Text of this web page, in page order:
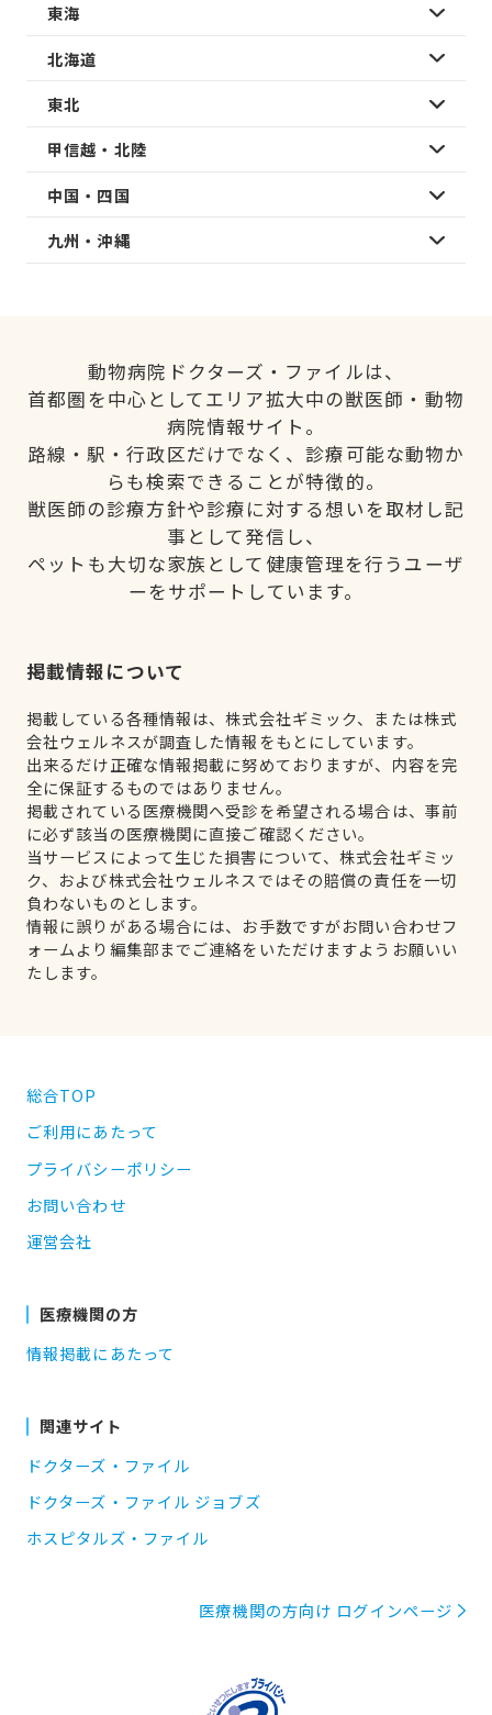
東海
北海道
東北
甲信越・北陸
中国・四国
九州・沖縄
動物病院ドクターズ・ファイルは、
首都圏を中心としてエリア拡大中の獣医師・動物
病院情報サイト。
路線・駅・行政区だけでなく、診療可能な動物か
らも検索できることが特徴的。
獣医師の診療方針や診療に対する想いを取材し記
事として発信し、
ペットも大切な家族として健康管理を行うユーザ
ーをサポートしています。
掲載情報について
掲載している各種情報は、株式会社ギミック、または株式
会社ウェルネスが調査した情報をもとにしています。
出来るだけ正確な情報掲載に努めておりますが、内容を完
全に保証するものではありません。
掲載されている医療機関へ受診を希望される場合は、事前
に必ず該当の医療機関に直接ご確認ください。
当サービスによって生じた損害について、株式会社ギミッ
ク、および株式会社ウェルネスではその賠償の責任を一切
負わないものとします。
情報に誤りがある場合には、お手数ですがお問い合わせフ
ォームより編集部までご連絡をいただけますようお願いい
たします。
総合TOP
ご利用にあたって
プライバシーポリシー
お問い合わせ
運営会社
医療機関の方
情報掲載にあたって
関連サイト
ドクターズ・ファイル
ドクターズ・ファイル ジョブズ
ホスピタルズ・ファイル
医療機関の方向け ログインページ